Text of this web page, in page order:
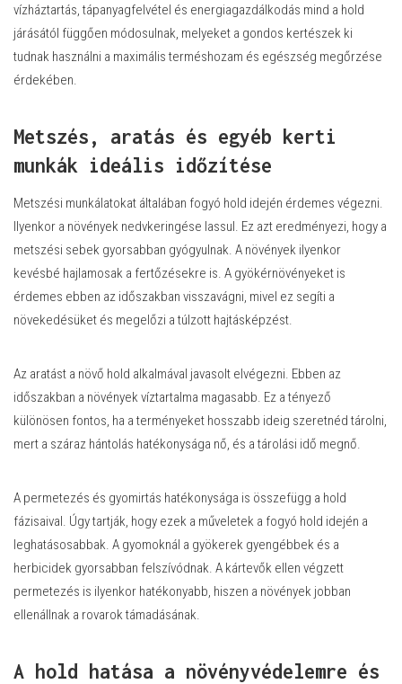
vízháztartás, tápanyagfelvétel és energiagazdálkodás mind a hold
járásától függően módosulnak, melyeket a gondos kertészek ki
tudnak használni a maximális terméshozam és egészség megőrzése
érdekében.
Metszés, aratás és egyéb kerti
munkák ideális időzítése
Metszési munkálatokat általában fogyó hold idején érdemes végezni.
Ilyenkor a növények nedvkeringése lassul. Ez azt eredményezi, hogy a
metszési sebek gyorsabban gyógyulnak. A növények ilyenkor
kevésbé hajlamosak a fertőzésekre is. A gyökérnövényeket is
érdemes ebben az időszakban visszavágni, mivel ez segíti a
növekedésüket és megelőzi a túlzott hajtásképzést.
Az aratást a növő hold alkalmával javasolt elvégezni. Ebben az
időszakban a növények víztartalma magasabb. Ez a tényező
különösen fontos, ha a terményeket hosszabb ideig szeretnéd tárolni,
mert a száraz hántolás hatékonysága nő, és a tárolási idő megnő.
A permetezés és gyomirtás hatékonysága is összefügg a hold
fázisaival. Úgy tartják, hogy ezek a műveletek a fogyó hold idején a
leghatásosabbak. A gyomoknál a gyökerek gyengébbek és a
herbicidek gyorsabban felszívódnak. A kártevők ellen végzett
permetezés is ilyenkor hatékonyabb, hiszen a növények jobban
ellenállnak a rovarok támadásának.
A hold hatása a növényvédelemre és